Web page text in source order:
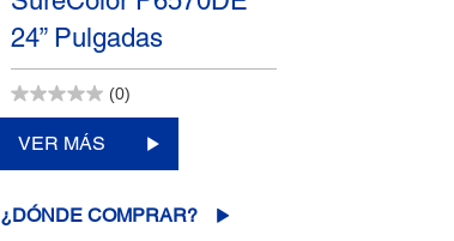
24” Pulgadas
(0)
VER MÁS
¿DÓNDE COMPRAR?